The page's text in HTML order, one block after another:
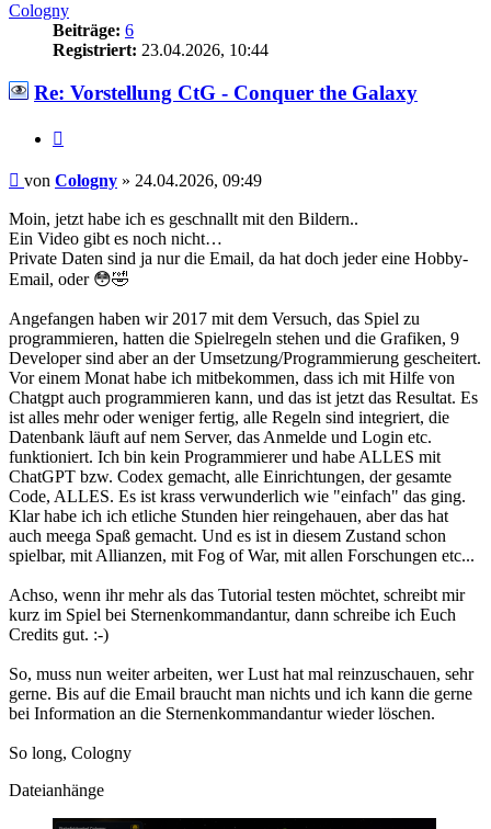
Cologny
Beiträge: 6
Registriert: 23.04.2026, 10:44
Re: Vorstellung CtG - Conquer the Galaxy
Beitrag
von Cologny » 24.04.2026, 09:49
Moin, jetzt habe ich es geschnallt mit den Bildern..
Ein Video gibt es noch nicht…
Private Daten sind ja nur die Email, da hat doch jeder eine Hobby-
Email, oder 😳🤣
Angefangen haben wir 2017 mit dem Versuch, das Spiel zu
programmieren, hatten die Spielregeln stehen und die Grafiken, 9
Developer sind aber an der Umsetzung/Programmierung gescheitert.
Vor einem Monat habe ich mitbekommen, dass ich mit Hilfe von
Chatgpt auch programmieren kann, und das ist jetzt das Resultat. Es
ist alles mehr oder weniger fertig, alle Regeln sind integriert, die
Datenbank läuft auf nem Server, das Anmelde und Login etc.
funktioniert. Ich bin kein Programmierer und habe ALLES mit
ChatGPT bzw. Codex gemacht, alle Einrichtungen, der gesamte
Code, ALLES. Es ist krass verwunderlich wie "einfach" das ging.
Klar habe ich ich etliche Stunden hier reingehauen, aber das hat
auch meega Spaß gemacht. Und es ist in diesem Zustand schon
spielbar, mit Allianzen, mit Fog of War, mit allen Forschungen etc...
Achso, wenn ihr mehr als das Tutorial testen möchtet, schreibt mir
kurz im Spiel bei Sternenkommandantur, dann schreibe ich Euch
Credits gut. :-)
So, muss nun weiter arbeiten, wer Lust hat mal reinzuschauen, sehr
gerne. Bis auf die Email braucht man nichts und ich kann die gerne
bei Information an die Sternenkommandantur wieder löschen.
So long, Cologny
Dateianhänge